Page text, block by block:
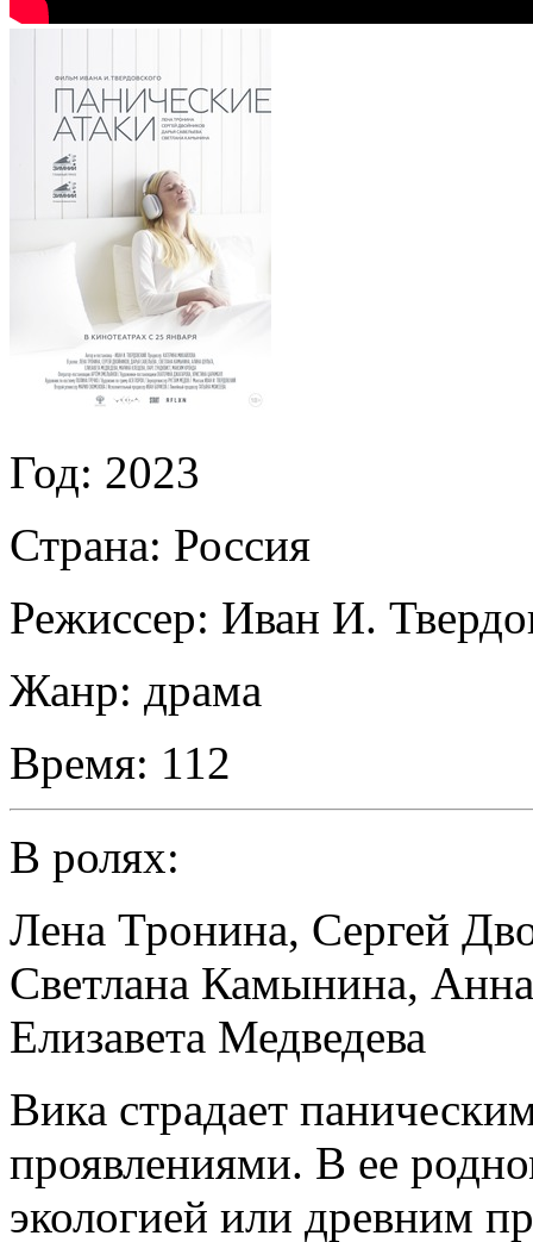
Год: 2023
Страна: Россия
Режиссер: Иван И.
Жанр: драма
Время: 112
В ролях:
Лена Тронина, Сергей
Светлана Камынина,
Елизавета Медведева
Вика страдает
проявлениями. В ее
экологией или древним